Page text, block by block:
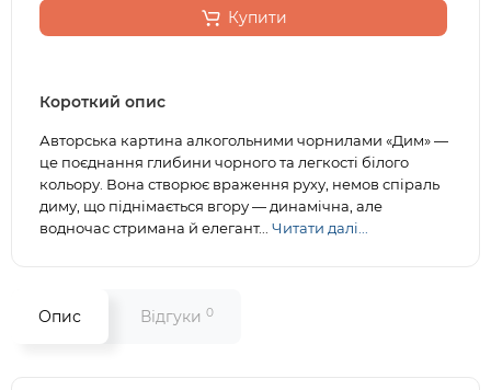
Купити
Короткий опис
Авторська картина алкогольними чорнилами «Дим» —
це поєднання глибини чорного та легкості білого
кольору. Вона створює враження руху, немов спіраль
диму, що піднімається вгору — динамічна, але
водночас стримана й елегант... Читати далі...
Опис Відгуки 0